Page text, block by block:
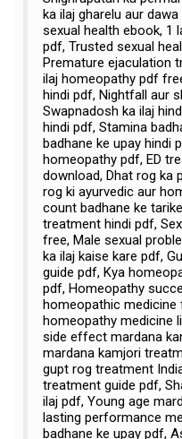
ka ilaj gharelu aur
sexual health ebook, 1
pdf, Trusted sexual
Premature ejaculation
ilaj homeopathy pdf
hindi pdf, Nightfall aur
Swapnadosh ka ilaj
hindi pdf, Stamina
badhane ke upay hindi
homeopathy pdf, ED
download, Dhat rog ka
rog ki ayurvedic aur
count badhane ke
treatment hindi pdf,
free, Male sexual
ka ilaj kaise kare pdf,
guide pdf, Kya
pdf, Homeopathy
homeopathic
homeopathy medicine
side effect mardana
mardana kamjori
gupt rog treatment
treatment guide pdf,
ilaj pdf, Young age
lasting performance
badhane ke upay pdf,